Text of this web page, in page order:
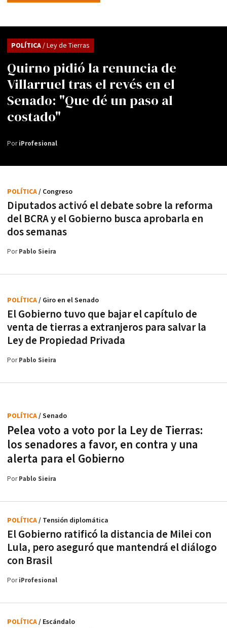
Quirno pidió la renuncia de
Villarruel tras el revés en el
Senado: "Que dé un paso al
costado"
POLÍTICA/ Ley de Tierras
PoriProfesional
Diputados activó el debate sobre la reforma
del BCRA y el Gobierno busca aprobarla en
dos semanas
POLÍTICA/ Congreso
PorPablo Sieira
El Gobierno tuvo que bajar el capítulo de
venta de tierras a extranjeros para salvar la
Ley de Propiedad Privada
POLÍTICA/ Giro en el Senado
PorPablo Sieira
Pelea voto a voto por la Ley de Tierras:
los senadores a favor, en contra y una
alerta para el Gobierno
POLÍTICA/ Senado
PorPablo Sieira
El Gobierno ratificó la distancia de Milei con
Lula, pero aseguró que mantendrá el diálogo
con Brasil
POLÍTICA/ Tensión diplomática
PoriProfesional
POLÍTICA/ Escándalo